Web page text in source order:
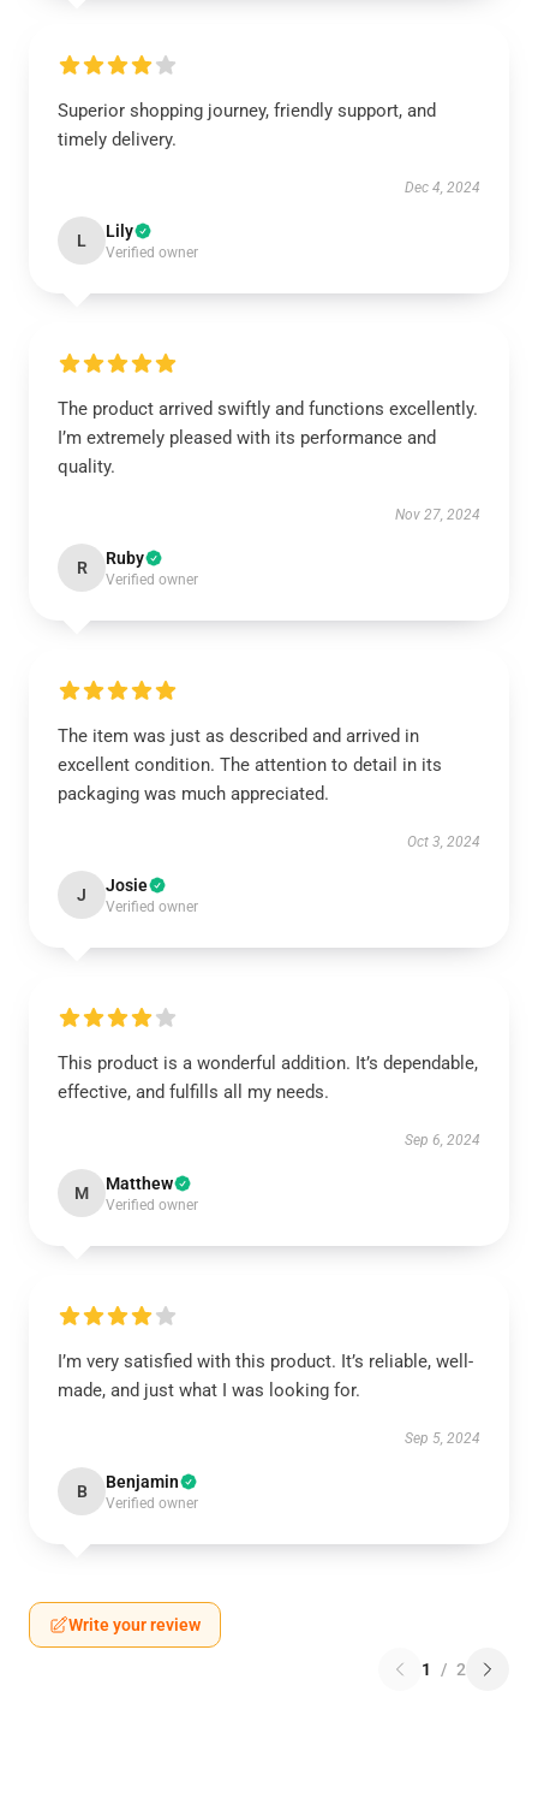
Superior shopping journey, friendly support, and
timely delivery.
Dec 4, 2024
L Lily
Verified owner
The product arrived swiftly and functions excellently.
I’m extremely pleased with its performance and
quality.
Nov 27, 2024
R Ruby
Verified owner
The item was just as described and arrived in
excellent condition. The attention to detail in its
packaging was much appreciated.
Oct 3, 2024
J Josie
Verified owner
This product is a wonderful addition. It’s dependable,
effective, and fulfills all my needs.
Sep 6, 2024
M Matthew
Verified owner
I’m very satisfied with this product. It’s reliable, well-
made, and just what I was looking for.
Sep 5, 2024
B Benjamin
Verified owner
Write your review
1 / 2